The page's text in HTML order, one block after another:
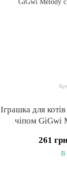
Іграшка для
чіпом GiGwi
261
В